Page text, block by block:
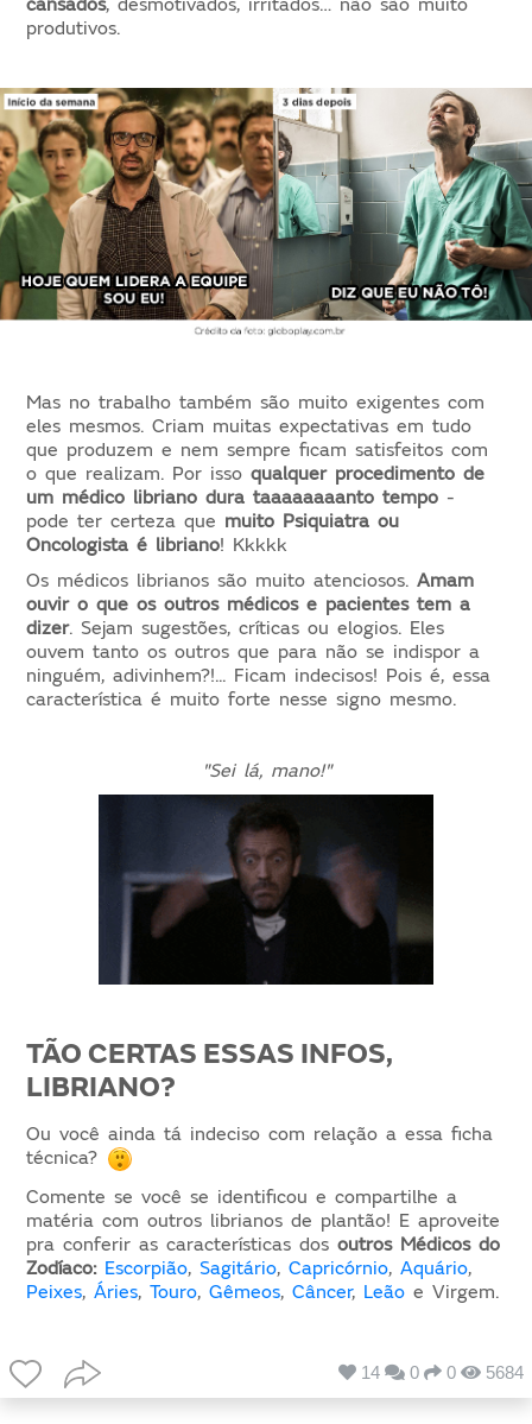
produtivos.
Mas no trabalho também são muito exigentes com
eles mesmos. Criam muitas expectativas em tudo
que produzem e nem sempre ficam satisfeitos com
o que realizam. Por isso qualquer procedimento de
um médico libriano dura taaaaaaaanto tempo -
pode ter certeza que muito Psiquiatra ou
Oncologista é libriano! Kkkkk
Os médicos librianos são muito atenciosos.Amam
ouvir o que os outros médicos e pacientes tem a
dizer. Sejam sugestões, críticas ou elogios. Eles
ouvem tanto os outros que para não se indispor a
ninguém, adivinhem?!... Ficam indecisos! Pois é, essa
característica é muito forte nesse signo mesmo.
"Sei lá, mano!"
TÃO CERTAS ESSAS INFOS,
LIBRIANO?
Ou você ainda tá indeciso com relação a essa ficha
técnica?
Comente se você se identificou e compartilhe a
matéria com outros librianos de plantão! E aproveite
pra conferir as características dos outros Médicos do
Zodíaco: Escorpião,Sagitário,Capricórnio,Aquário,
Peixes,Áries,Touro,Gêmeos,Câncer, Leão e Virgem.
14 0 0 5684